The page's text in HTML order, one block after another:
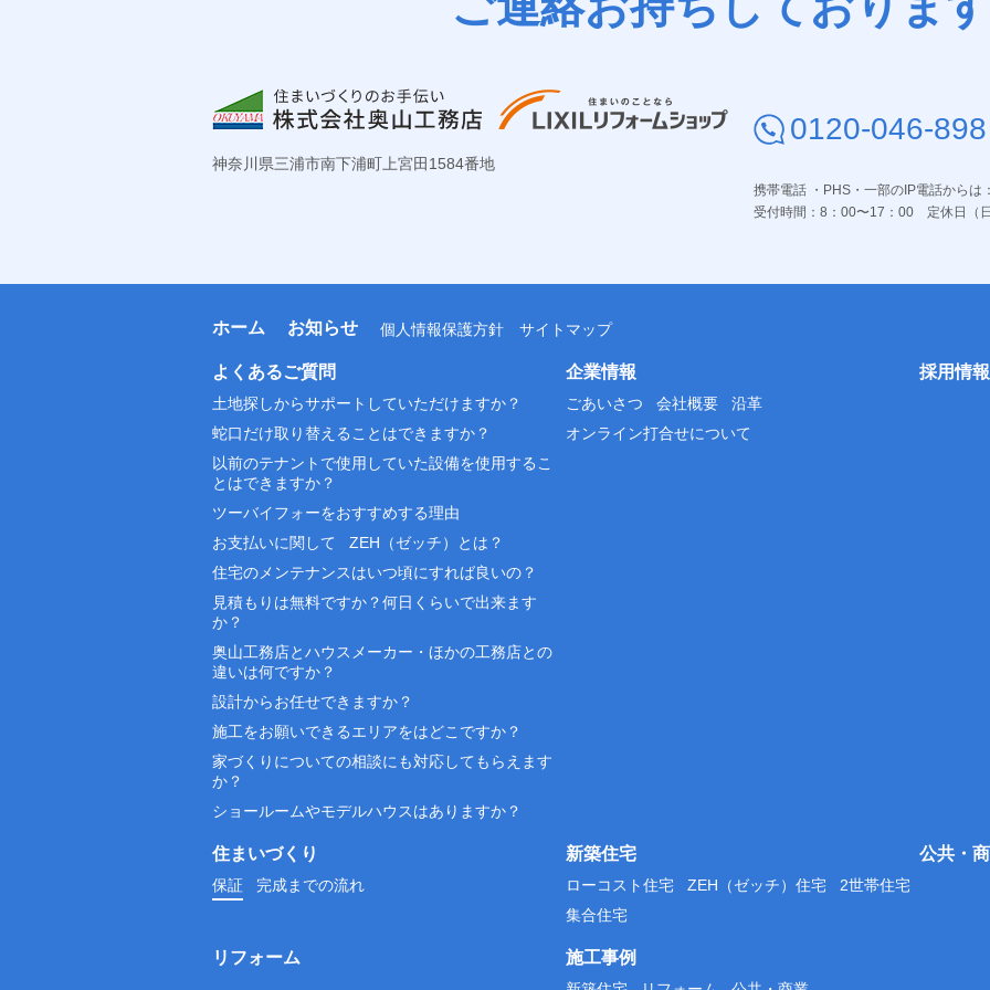
神奈川県三浦市南下浦町上宮田1584番地
0120-046-898
携帯電話 ・PHS・一部のIP電話からは
受付時間： 8：00〜17：00 定休日（
ホーム お知らせ 個人情報保護方針 サイトマップ
よくあるご質問
土地探しからサポートしていただけますか？
蛇口だけ取り替えることはできますか？
以前のテナントで使用していた設備を使用するこ
とはできますか？
ツーバイフォーをおすすめする理由
お支払いに関して
ZEH（ゼッチ）とは？
住宅のメンテナンスはいつ頃にすれば良いの？
見積もりは無料ですか？何日くらいで出来ます
か？
奥山工務店とハウスメーカー・ほかの工務店との
違いは何ですか？
設計からお任せできますか？
施工をお願いできるエリアをはどこですか？
家づくりについての相談にも対応してもらえます
か？
ショールームやモデルハウスはありますか？
企業情報
ごあいさつ 会社概要
沿革
オンライン打合せについて
採用情報
住まいづくり
保証 完成までの流れ
新築住宅
ローコスト住宅 ZEH（ゼッチ）住宅
2世帯住宅
集合住宅
公共・
リフォーム 施工事例